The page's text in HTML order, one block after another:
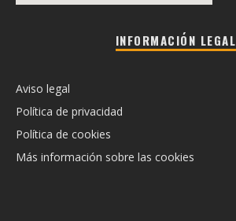
INFORMACIÓN LEGAL
Aviso legal
Política de privacidad
Política de cookies
Más información sobre las cookies